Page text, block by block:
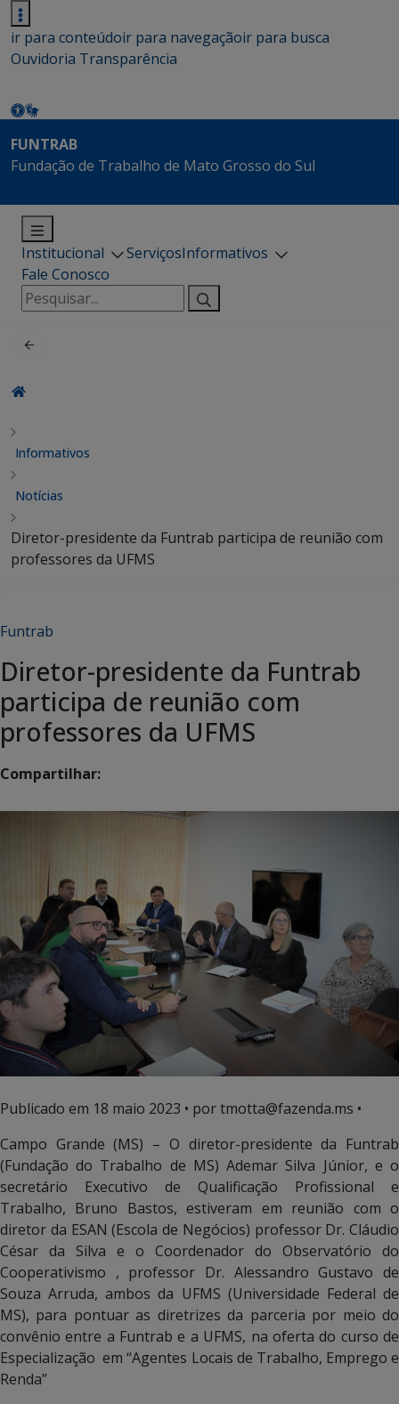
ir para conteúdoir para navegaçãoir para busca
Ouvidoria Transparência
FUNTRAB
Fundação de Trabalho de Mato Grosso do Sul
Institucional ServiçosInformativos
Fale Conosco
Pesquisar
por:
Informativos
Notícias
Diretor-presidente da Funtrab participa de reunião com
professores da UFMS
Funtrab
Diretor-presidente da Funtrab
participa de reunião com
professores da UFMS
Compartilhar:
Publicado em 18 maio 2023 • por tmotta@fazenda.ms •
Campo Grande (MS) – O diretor-presidente da Funtrab
(Fundação do Trabalho de MS) Ademar Silva Júnior, e o
secretário Executivo de Qualificação Profissional e
Trabalho, Bruno Bastos, estiveram em reunião com o
diretor da ESAN (Escola de Negócios) professor Dr. Cláudio
César da Silva e o Coordenador do Observatório do
Cooperativismo , professor Dr. Alessandro Gustavo de
Souza Arruda, ambos da UFMS (Universidade Federal de
MS), para pontuar as diretrizes da parceria por meio do
convênio entre a Funtrab e a UFMS, na oferta do curso de
Especialização em “Agentes Locais de Trabalho, Emprego e
Renda”